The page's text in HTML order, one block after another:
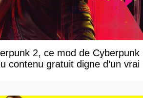
2, ce mod de Cyberpunk
contenu gratuit digne d’un vrai